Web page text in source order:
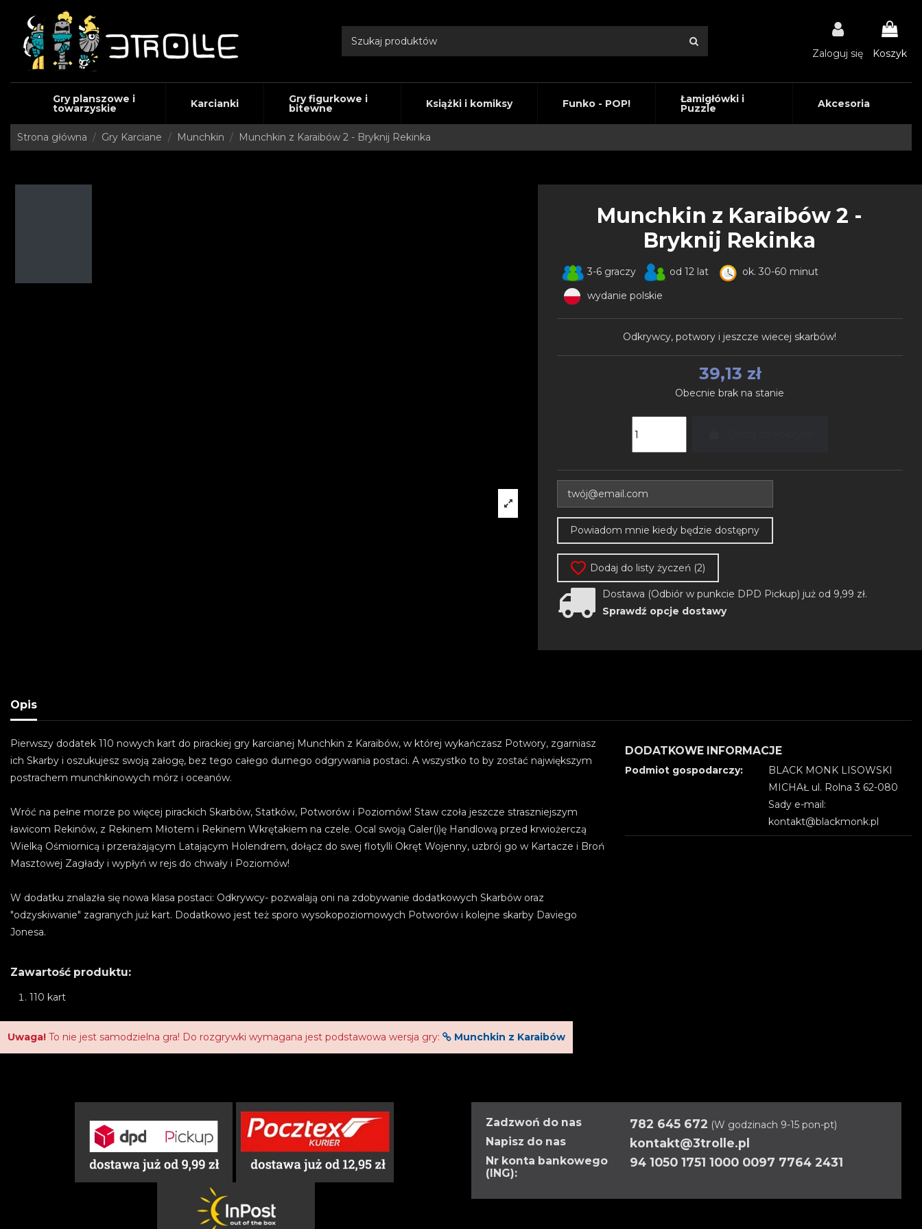
Zaloguj się Koszyk
Gry planszowe i
towarzyskie Karcianki Gry figurkowe i
bitewne Książki i komiksy Funko - POP! Łamigłówki i
Puzzle Akcesoria
Strona główna Gry Karciane Munchkin Munchkin z Karaibów 2 - Bryknij Rekinka
Munchkin z Karaibów 2 -
Bryknij Rekinka
3-6 graczy od 12 lat
ok. 30-60 minut
wydanie polskie
Odkrywcy, potwory i jeszcze wiecej skarbów!
39,13 zł
Obecnie brak na stanie
Dodaj do listy życzeń (2)
Dostawa (Odbiór w punkcie DPD Pickup) już od 9,99 zł.
Sprawdź opcje dostawy
Opis
Pierwszy dodatek 110 nowych kart do pirackiej gry karcianej Munchkin z Karaibów, w której wykańczasz Potwory, zgarniasz
ich Skarby i oszukujesz swoją załogę, bez tego całego durnego odgrywania postaci. A wszystko to by zostać największym
postrachem munchkinowych mórz i oceanów.
Wróć na pełne morze po więcej pirackich Skarbów, Statków, Potworów i Poziomów! Staw czoła jeszcze straszniejszym
ławicom Rekinów, z Rekinem Młotem i Rekinem Wkrętakiem na czele. Ocal swoją Galer(i)ę Handlową przed krwiożerczą
Wielką Ośmiornicą i przerażającym Latającym Holendrem, dołącz do swej flotylli Okręt Wojenny, uzbrój go w Kartacze i Broń
Masztowej Zagłady i wypłyń w rejs do chwały i Poziomów!
W dodatku znalazła się nowa klasa postaci: Odkrywcy- pozwalają oni na zdobywanie dodatkowych Skarbów oraz
"odzyskiwanie" zagranych już kart. Dodatkowo jest też sporo wysokopoziomowych Potworów i kolejne skarby Daviego
Jonesa.
Zawartość produktu:
110 kart
DODATKOWE INFORMACJE
Podmiot gospodarczy:
BLACK MONK LISOWSKI
MICHAŁ ul. Rolna 3 62-080
Sady e-mail:
kontakt@blackmonk.pl
Uwaga! To nie jest samodzielna gra! Do rozgrywki wymagana jest podstawowa wersja gry: Munchkin z Karaibów
Zadzwoń do nas 782 645 672 (W godzinach 9-15 pon-pt)
Napisz do nas kontakt@3trolle.pl
Nr konta bankowego
(ING):
94 1050 1751 1000 0097 7764 2431